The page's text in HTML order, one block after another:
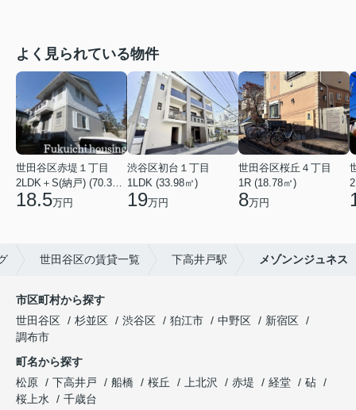
よく見られている物件
世田谷区赤堤１丁目
18.5万円
渋谷区初台１丁目
1LDK (33.98㎡)
19万円
世田谷区桜丘４丁目
1R (18.78㎡)
8万円
世田谷区の賃貸一覧 下高井戸駅 メゾンンジュネス
市区町村から探す
世田谷区
杉並区 渋谷区 狛江市 中野区
新宿区
調布市
町名から探す
松原
下高井戸 船橋 桜丘 上北沢 赤堤 経堂
砧
桜上水
千歳台